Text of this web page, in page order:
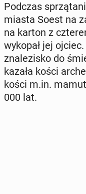
Podczas
miasta Soest na
na karton z
wykopał jej
zna­le­zi­sko do
ka­za­ła kości
kości m.in.
000 lat.